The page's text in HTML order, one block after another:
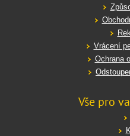
Vrácení
Ochrana
Vše pro